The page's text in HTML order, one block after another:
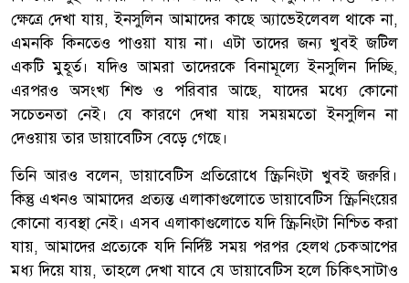
ক্ষেত্রে দেখা যায়, ইনসুলিন আমাদের কাছে অ্যাভেইলেবল থাকে না,
এমনকি কিনতেও পাওয়া যায় না। এটা তাদের জন্য খুবই জটিল
একটি মুহূর্ত। যদিও আমরা তাদেরকে বিনামূল্যে ইনসুলিন দিচ্ছি,
এরপরও অসংখ্য শিশু ও পরিবার আছে, যাদের মধ্যে কোনো
সচেতনতা নেই। যে কারণে দেখা যায় সময়মতো ইনসুলিন না
দেওয়ায় তার ডায়াবেটিস বেড়ে গেছে।
তিনি আরও বলেন, ডায়াবেটিস প্রতিরোধে স্ক্রিনিংটা খুবই জরুরি।
কিন্তু এখনও আমাদের প্রত্যন্ত এলাকাগুলোতে ডায়াবেটিস স্ক্রিনিংয়ের
কোনো ব্যবস্থা নেই। এসব এলাকাগুলোতে যদি স্ক্রিনিংটা নিশ্চিত করা
যায়, আমাদের প্রত্যেকে যদি নির্দিষ্ট সময় পরপর হেলথ চেকআপের
মধ্য দিয়ে যায়, তাহলে দেখা যাবে যে ডায়াবেটিস হলে চিকিৎসাটাও